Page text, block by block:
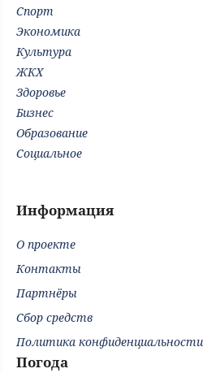
Спорт
Экономика
Культура
ЖКХ
Здоровье
Бизнес
Образование
Социальное
Информация
О проекте
Контакты
Партнёры
Сбор средств
Политика конфиденциальности
Погода